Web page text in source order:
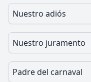
Nuestro adiós
Nuestro juramento
Padre del carnaval